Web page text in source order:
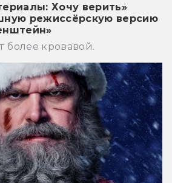
Хочу верить»
режиссёрскую версию
более кровавой.